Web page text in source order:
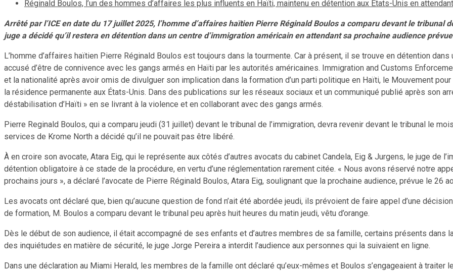
Réginald Boulos, l’un des hommes d’affaires les plus influents en Haïti, maintenu en détention aux États-Unis en
Arrêté par l’ICE en date du 17 juillet 2025, l’homme d’affaires haïtien Pierre Réginald Boulos a comparu devant le tribunal
juge a décidé qu’il restera en détention dans un centre d’immigration américain en attendant sa prochaine audience
L’homme d’affaires haïtien Pierre Réginald Boulos est toujours dans la tourmente. Car à présent, il se trouve en détention dans
accusé d’être de connivence avec les gangs armés en Haïti par les autorités américaines. Immigration and Customs
et la nationalité après avoir omis de divulguer son implication dans la formation d’un parti politique en Haïti, le Mouvement
la résidence permanente aux États-Unis. Dans des publications sur les réseaux sociaux et un communiqué publié après son
déstabilisation d’Haïti » en se livrant à la violence et en collaborant avec des gangs armés.
Pierre Reginald Boulos, qui a comparu jeudi (31 juillet) devant le tribunal de l’immigration, devra revenir devant le tribunal le
services de Krome North a décidé qu’il ne pouvait pas être libéré.
À en croire son avocate, Atara Eig, qui le représente aux côtés d’autres avocats du cabinet Candela, Eig & Jurgens, le juge de
détention obligatoire à ce stade de la procédure, en vertu d’une réglementation rarement citée. « Nous avons réservé notre
prochains jours », a déclaré l’avocate de Pierre Réginald Boulos, Atara Eig, soulignant que la prochaine audience, prévue le 26
Les avocats ont déclaré que, bien qu’aucune question de fond n’ait été abordée jeudi, ils prévoient de faire appel d’une
de formation, M. Boulos a comparu devant le tribunal peu après huit heures du matin jeudi, vêtu d’orange.
Dès le début de son audience, il était accompagné de ses enfants et d’autres membres de sa famille, certains présents dans
des inquiétudes en matière de sécurité, le juge Jorge Pereira a interdit l’audience aux personnes qui la suivaient en ligne.
Dans une déclaration au Miami Herald, les membres de la famille ont déclaré qu’eux-mêmes et Boulos s’engageaient à